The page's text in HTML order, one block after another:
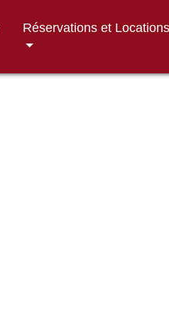
Réservations et Locations